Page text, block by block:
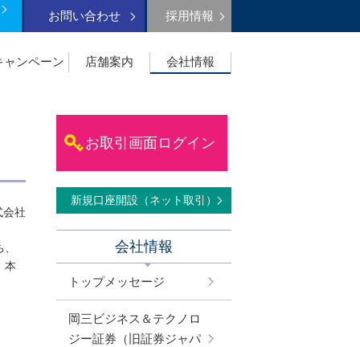
お問い合わせ 採用情報
ャンペーン 店舗案内 会社情報
会社
本
お取引画面ログイン
新規口座開設（ネット取引）
会社情報
トップメッセージ
岡三ビジネス＆テクノロ
ジー証券（旧証券ジャパ